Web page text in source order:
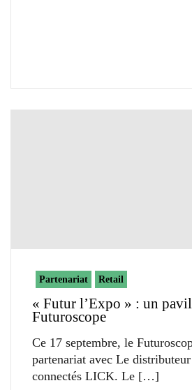
Partenariat Retail
« Futur l’Expo » : un
Futuroscope
Ce 17 septembre, le
partenariat avec Le distributeur
connectés LICK. Le